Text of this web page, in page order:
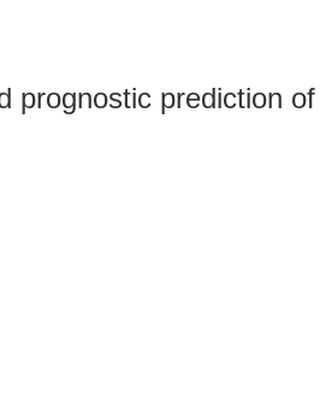
prognostic prediction